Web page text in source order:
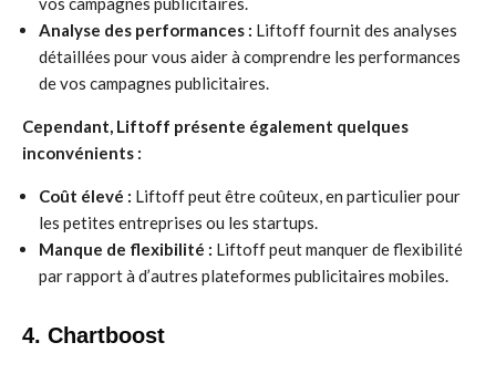
Analyse des performances : Liftoff fournit des analyses
détaillées pour vous aider à comprendre les performances
de vos campagnes publicitaires.
Cependant, Liftoff présente également quelques
inconvénients :
Coût élevé : Liftoff peut être coûteux, en particulier pour
les petites entreprises ou les startups.
Manque de flexibilité : Liftoff peut manquer de flexibilité
par rapport à d’autres plateformes publicitaires mobiles.
4. Chartboost